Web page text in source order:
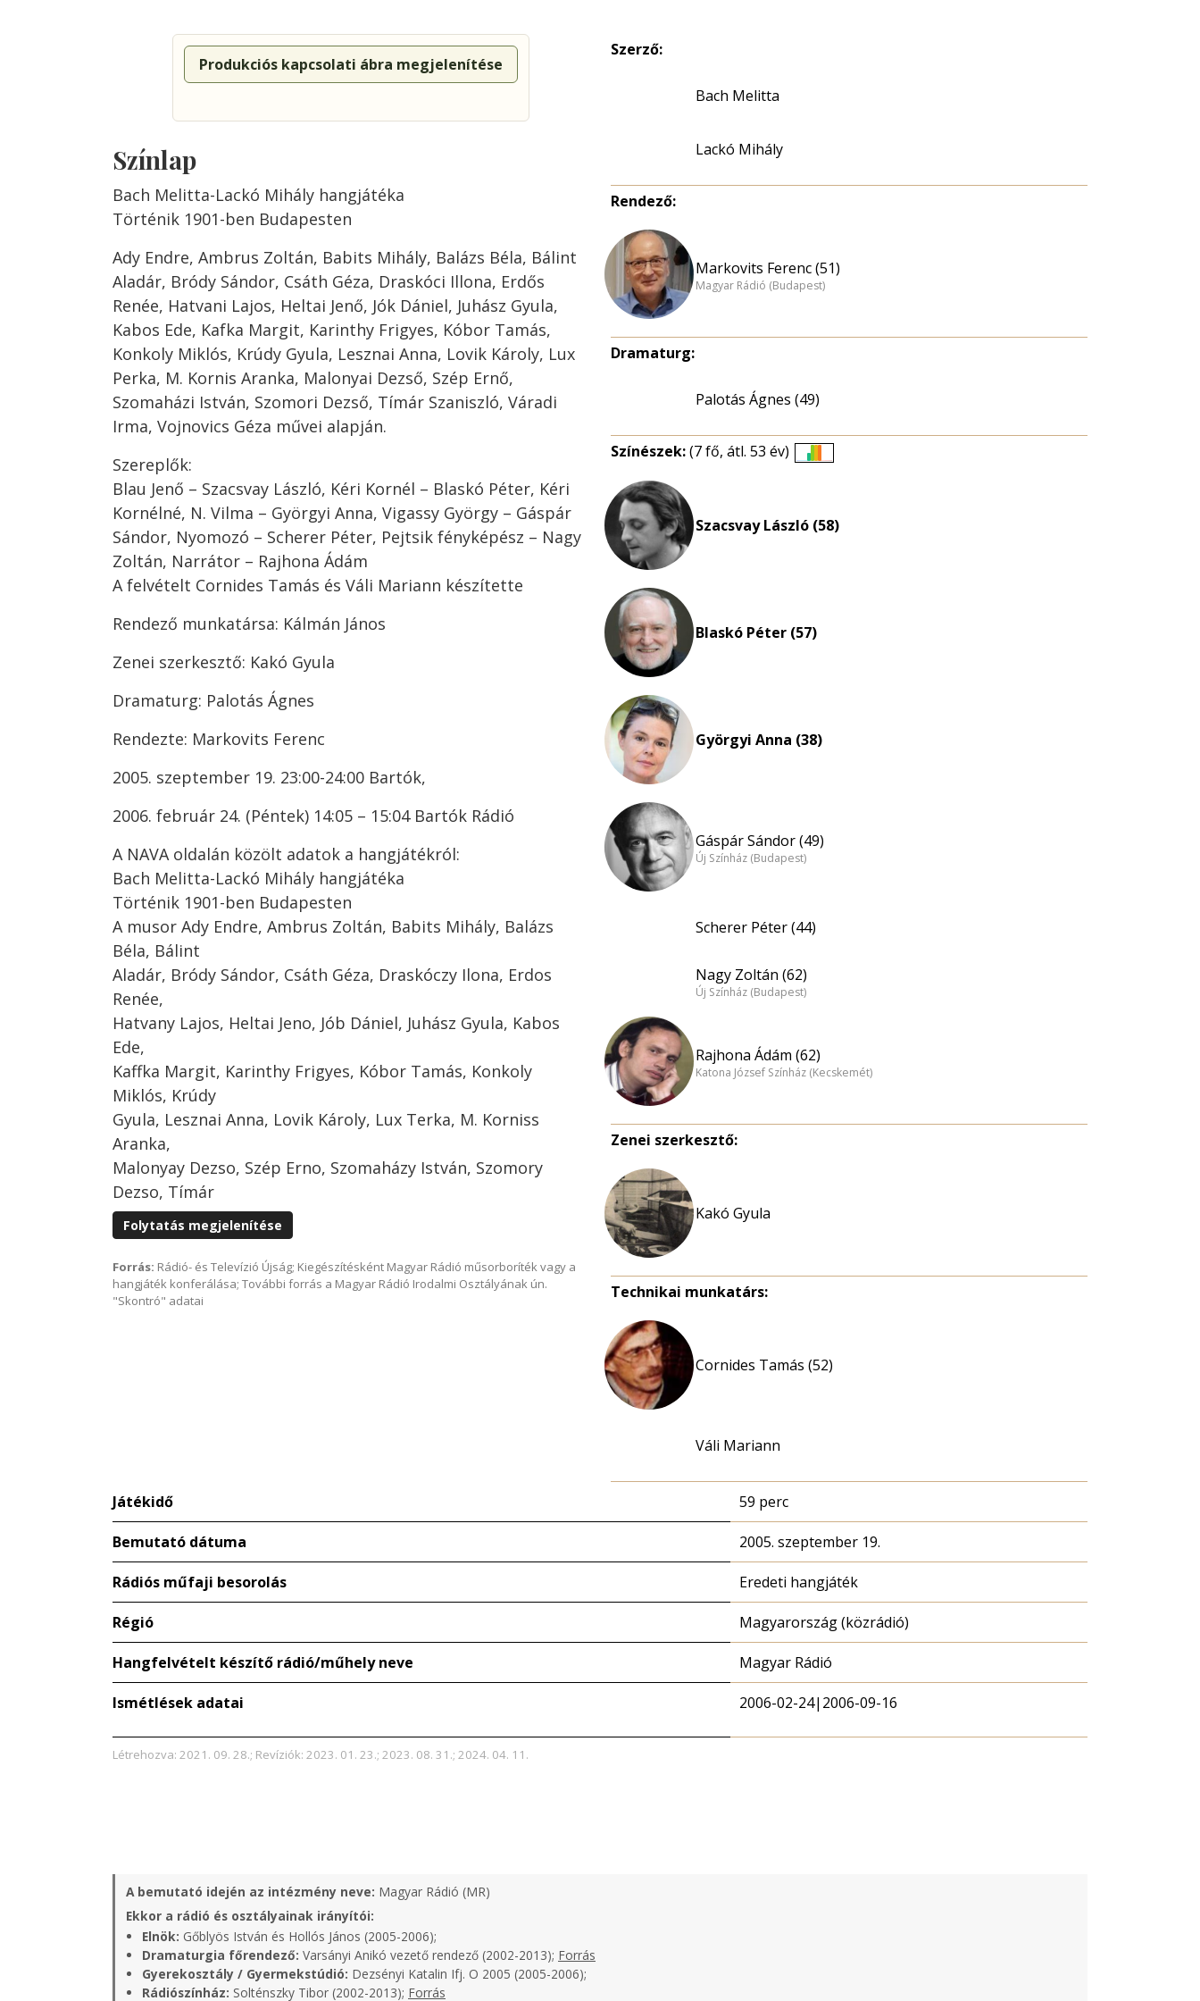
Produkciós kapcsolati ábra megjelenítése
Színlap
Bach Melitta-Lackó Mihály hangjátéka
Történik 1901-ben Budapesten
Ady Endre, Ambrus Zoltán, Babits Mihály, Balázs Béla, Bálint
Aladár, Bródy Sándor, Csáth Géza, Draskóci Illona, Erdős
Renée, Hatvani Lajos, Heltai Jenő, Jók Dániel, Juhász Gyula,
Kabos Ede, Kafka Margit, Karinthy Frigyes, Kóbor Tamás,
Konkoly Miklós, Krúdy Gyula, Lesznai Anna, Lovik Károly, Lux
Perka, M. Kornis Aranka, Malonyai Dezső, Szép Ernő,
Szomaházi István, Szomori Dezső, Tímár Szaniszló, Váradi
Irma, Vojnovics Géza művei alapján.
Szereplők:
Blau Jenő – Szacsvay László, Kéri Kornél – Blaskó Péter, Kéri
Kornélné, N. Vilma – Györgyi Anna, Vigassy György – Gáspár
Sándor, Nyomozó – Scherer Péter, Pejtsik fényképész – Nagy
Zoltán, Narrátor – Rajhona Ádám
A felvételt Cornides Tamás és Váli Mariann készítette
Rendező munkatársa: Kálmán János
Zenei szerkesztő: Kakó Gyula
Dramaturg: Palotás Ágnes
Rendezte: Markovits Ferenc
2005. szeptember 19. 23:00-24:00 Bartók,
2006. február 24. (Péntek) 14:05 – 15:04 Bartók Rádió
A NAVA oldalán közölt adatok a hangjátékról:
Bach Melitta-Lackó Mihály hangjátéka
Történik 1901-ben Budapesten
A musor Ady Endre, Ambrus Zoltán, Babits Mihály, Balázs
Béla, Bálint
Aladár, Bródy Sándor, Csáth Géza, Draskóczy Ilona, Erdos
Renée,
Hatvany Lajos, Heltai Jeno, Jób Dániel, Juhász Gyula, Kabos
Ede,
Kaffka Margit, Karinthy Frigyes, Kóbor Tamás, Konkoly
Miklós, Krúdy
Gyula, Lesznai Anna, Lovik Károly, Lux Terka, M. Korniss
Aranka,
Malonyay Dezso, Szép Erno, Szomaházy István, Szomory
Dezso, Tímár
Folytatás megjelenítése
Forrás: Rádió- és Televízió Újság; Kiegészítésként Magyar Rádió műsorboríték vagy a
hangjáték konferálása; További forrás a Magyar Rádió Irodalmi Osztályának ún.
"Skontró" adatai
Szerző:
Bach Melitta
Lackó Mihály
Rendező:
Markovits Ferenc (51)
Magyar Rádió (Budapest)
Dramaturg:
Palotás Ágnes (49)
Színészek:(7 fő, átl. 53 év)
Szacsvay László (58)
Blaskó Péter (57)
Györgyi Anna (38)
Gáspár Sándor (49)
Új Színház (Budapest)
Scherer Péter (44)
Nagy Zoltán (62)
Új Színház (Budapest)
Rajhona Ádám (62)
Katona József Színház (Kecskemét)
Zenei szerkesztő:
Kakó Gyula
Technikai munkatárs:
Cornides Tamás (52)
Váli Mariann
Játékidő 59 perc
Bemutató dátuma 2005. szeptember 19.
Rádiós műfaji besorolás Eredeti hangjáték
Régió Magyarország (közrádió)
Hangfelvételt készítő rádió/műhely neve Magyar Rádió
Ismétlések adatai 2006-02-24|2006-09-16
Létrehozva: 2021. 09. 28.; Revíziók: 2023. 01. 23.; 2023. 08. 31.; 2024. 04. 11.
A bemutató idején az intézmény neve: Magyar Rádió (MR)
Ekkor a rádió és osztályainak irányítói:
Elnök: Gőblyös István és Hollós János (2005-2006);
Dramaturgia főrendező: Varsányi Anikó vezető rendező (2002-2013); Forrás
Gyerekosztály / Gyermekstúdió: Dezsényi Katalin Ifj. O 2005 (2005-2006);
Rádiószínház: Solténszky Tibor (2002-2013); Forrás